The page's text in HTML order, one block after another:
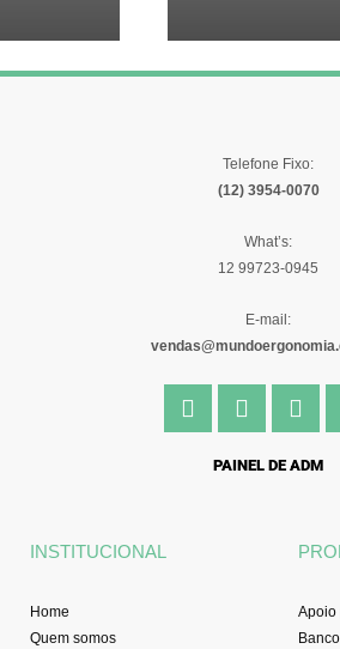
Telefone Fixo:
(12) 3954-0070
What’s:
12 99723-0945
E-mail:
F
a
I
n
t
Y
o
t
e
PAINEL DE ADM
INSTITUCIONAL
Home
Quem somos
Apoio